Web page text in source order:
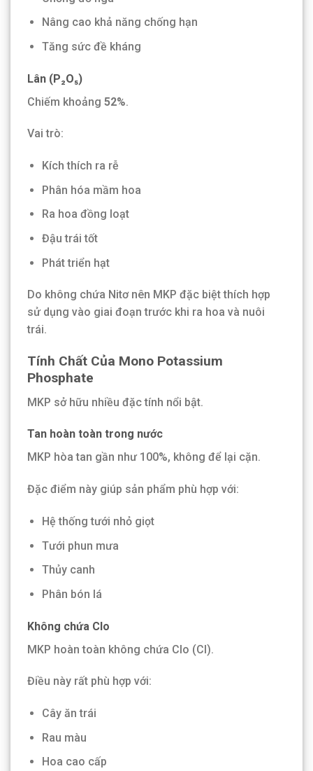
Nâng cao khả năng chống hạn
Tăng sức đề kháng
Lân (P₂O₅)
Chiếm khoảng 52%.
Vai trò:
Kích thích ra rễ
Phân hóa mầm hoa
Ra hoa đồng loạt
Đậu trái tốt
Phát triển hạt
Do không chứa Nitơ nên MKP đặc biệt thích hợp
sử dụng vào giai đoạn trước khi ra hoa và nuôi
trái.
Tính Chất Của Mono Potassium
Phosphate
MKP sở hữu nhiều đặc tính nổi bật.
Tan hoàn toàn trong nước
MKP hòa tan gần như 100%, không để lại cặn.
Đặc điểm này giúp sản phẩm phù hợp với:
Hệ thống tưới nhỏ giọt
Tưới phun mưa
Thủy canh
Phân bón lá
Không chứa Clo
MKP hoàn toàn không chứa Clo (Cl).
Điều này rất phù hợp với:
Cây ăn trái
Rau màu
Hoa cao cấp